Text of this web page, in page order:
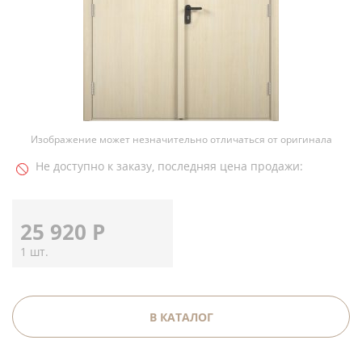
Изображение может незначительно отличаться от оригинала
Не доступно к заказу, последняя цена продажи:
25 920 Р
1 шт.
В КАТАЛОГ